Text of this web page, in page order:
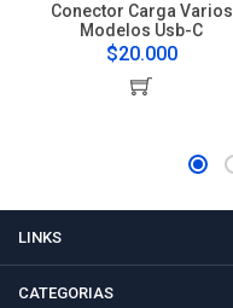
Conector Carga Varios
Modelos Usb-C
$20.000
LINKS
CATEGORIAS